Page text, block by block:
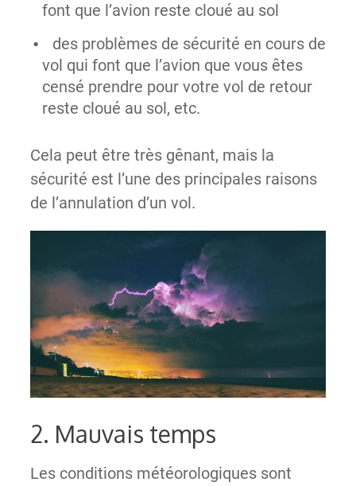
font que l’avion reste cloué au sol
des problèmes de sécurité en cours de
vol qui font que l’avion que vous êtes
censé prendre pour votre vol de retour
reste cloué au sol, etc.
Cela peut être très gênant, mais la
sécurité est l’une des principales raisons
de l’annulation d’un vol.
2. Mauvais temps
Les conditions météorologiques sont